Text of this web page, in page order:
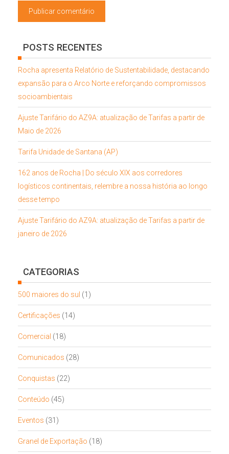
POSTS RECENTES
Rocha apresenta Relatório de Sustentabilidade, destacando
expansão para o Arco Norte e reforçando compromissos
socioambientais
Ajuste Tarifário do AZ9A: atualização de Tarifas a partir de
Maio de 2026
Tarifa Unidade de Santana (AP)
162 anos de Rocha | Do século XIX aos corredores
logísticos continentais, relembre a nossa história ao longo
desse tempo
Ajuste Tarifário do AZ9A: atualização de Tarifas a partir de
janeiro de 2026
CATEGORIAS
500 maiores do sul (1)
Certificações (14)
Comercial (18)
Comunicados (28)
Conquistas (22)
Conteúdo (45)
Eventos (31)
Granel de Exportação (18)